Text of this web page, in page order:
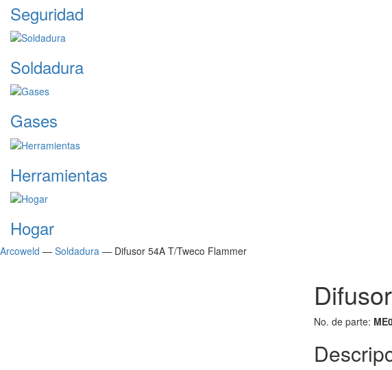
Seguridad
Soldadura
Gases
Herramientas
Hogar
Arcoweld — Soldadura — Difusor 54A T/Tweco Flammer
No. de parte: